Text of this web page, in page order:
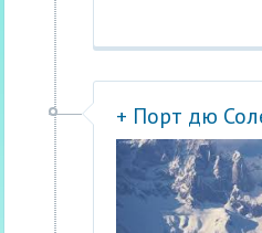
+ Порт дю